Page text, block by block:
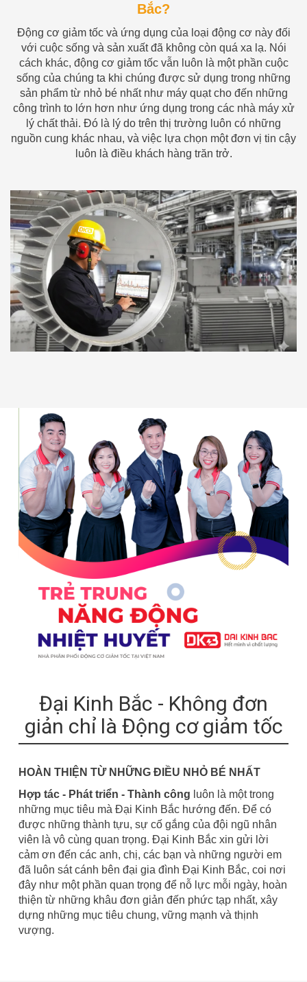
Bắc?
Động cơ giảm tốc và ứng dụng của loại động cơ này đối
với cuộc sống và sản xuất đã không còn quá xa lạ. Nói
cách khác, động cơ giảm tốc vẫn luôn là một phần cuộc
sống của chúng ta khi chúng được sử dụng trong những
sản phẩm từ nhỏ bé nhất như máy quạt cho đến những
công trình to lớn hơn như ứng dụng trong các nhà máy xử
lý chất thải. Đó là lý do trên thị trường luôn có những
nguồn cung khác nhau, và việc lựa chọn một đơn vị tin cậy
luôn là điều khách hàng trăn trở.
Đại Kinh Bắc - Không đơn
giản chỉ là Động cơ giảm tốc
HOÀN THIỆN TỪ NHỮNG ĐIỀU NHỎ BÉ NHẤT
Hợp tác - Phát triển - Thành công luôn là một trong
những mục tiêu mà Đại Kinh Bắc hướng đến. Để có
được những thành tựu, sự cố gắng của đội ngũ nhân
viên là vô cùng quan trọng. Đại Kinh Bắc xin gửi lời
cảm ơn đến các anh, chị, các bạn và những người em
đã luôn sát cánh bên đại gia đình Đại Kinh Bắc, coi nơi
đây như một phần quan trọng để nỗ lực mỗi ngày, hoàn
thiện từ những khâu đơn giản đến phức tạp nhất, xây
dựng những mục tiêu chung, vững mạnh và thịnh
vượng.